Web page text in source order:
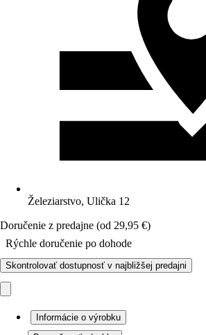
Železiarstvo, Ulička 12
Doručenie z predajne (od 29,95 €)
Rýchle doručenie po dohode
Skontrolovať dostupnosť v najbližšej predajni
Informácie o výrobku